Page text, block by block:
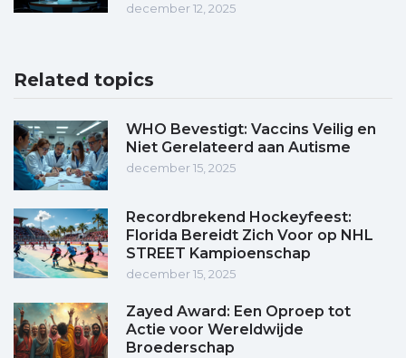
december 12, 2025
Related topics
WHO Bevestigt: Vaccins Veilig en
Niet Gerelateerd aan Autisme
december 15, 2025
Recordbrekend Hockeyfeest:
Florida Bereidt Zich Voor op NHL
STREET Kampioenschap
december 15, 2025
Zayed Award: Een Oproep tot
Actie voor Wereldwijde
Broederschap